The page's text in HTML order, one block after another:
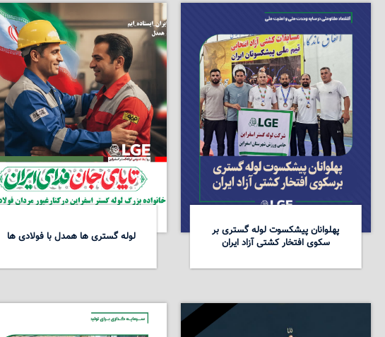
پهلوانان پیشکسوت لوله گستری بر
سکوی افتخار کشتی آزاد ایران
لوله گستری ها همدل با فولادی ها